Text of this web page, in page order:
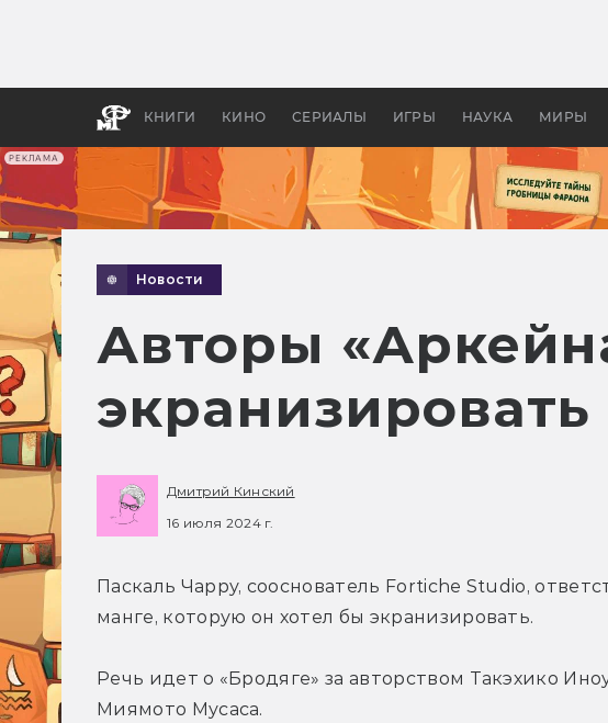
РЕКЛАМА
КНИГИ КИНО СЕРИАЛЫ ИГРЫ НАУКА МИРЫ
апокалипсис, в
Новости
Авторы
Дмитрий Кинский
16 июля 2024 г.
Паскаль Чарру, сооснователь Fortiche Studio,
манге, которую он хотел бы экранизировать.
Речь идет о «Бродяге» за авторством Такэхико
Миямото Мусаса.